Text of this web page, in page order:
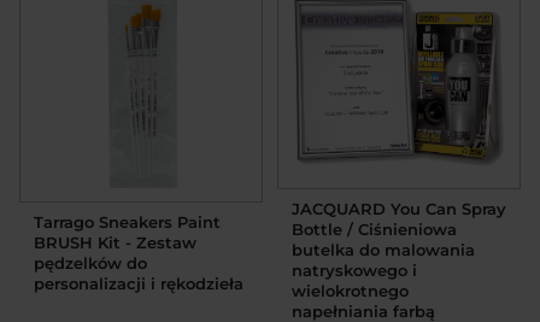
Tarrago Sneakers Paint
BRUSH Kit - Zestaw
pędzelków do
personalizacji i rękodzieła
JACQUARD You Can Spray
Bottle / Ciśnieniowa
butelka do malowania
natryskowego i
wielokrotnego
napełniania farbą